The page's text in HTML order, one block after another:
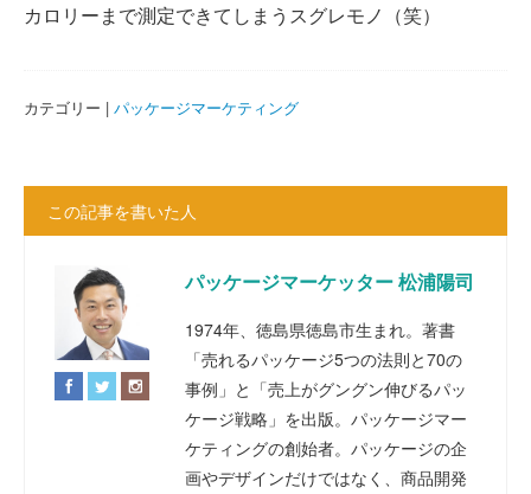
カロリーまで測定できてしまうスグレモノ（笑）
カテゴリー | パッケージマーケティング
この記事を書いた人
パッケージマーケッター 松浦陽司
1974年、徳島県徳島市生まれ。著書
「売れるパッケージ5つの法則と70の
事例」と「売上がグングン伸びるパッ
ケージ戦略」を出版。パッケージマー
ケティングの創始者。パッケージの企
画やデザインだけではなく、商品開発